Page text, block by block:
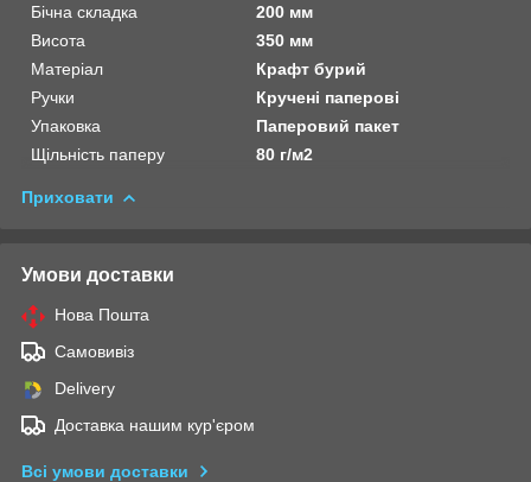
Бічна складка
200 мм
Висота
350 мм
Матеріал
Крафт бурий
Ручки
Кручені паперові
Упаковка
Паперовий пакет
Щільність паперу
80 г/м2
Приховати
Умови доставки
Нова Пошта
Самовивіз
Delivery
Доставка нашим кур'єром
Всі умови доставки